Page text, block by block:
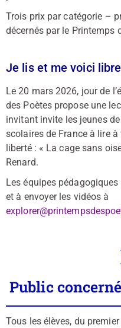
Trois prix par catégorie –
décernés par le Printemps
Je lis et me voici libre
Le 20 mars 2026, jour de
des Poètes propose une
invitant invite les jeunes
scolaires de France à lire
liberté : « La cage sans
Renard.
Les équipes
et à envoyer les vidéos à
Public concerné
Tous les élèves, du